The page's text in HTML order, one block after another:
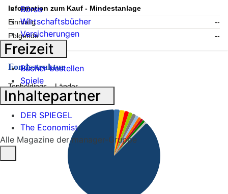
Information zum Kauf - Mindestanlage
Einmalig
--
Folgende
--
Fondsstruktur
Topholdings Länder
Börse
Wirtschaftsbücher
Versicherungen
Freizeit
Bücher bestellen
Spiele
Inhaltepartner
DER SPIEGEL
The Economist
Alle Magazine der manager-Gruppe